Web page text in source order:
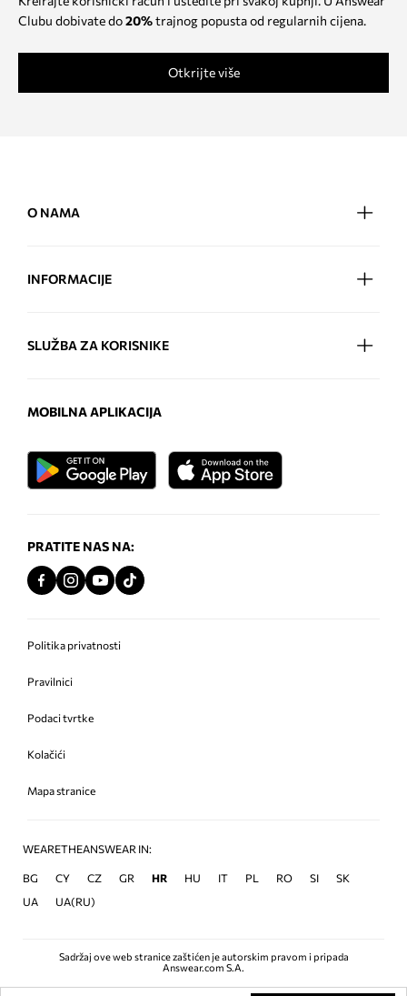
Clubu dobivate do20%trajnog popusta od regularnih cijena.
Otkrijte više
O NAMA
INFORMACIJE
SLUŽBA ZA KORISNIKE
MOBILNA APLIKACIJA
PRATITE NAS NA:
Politika privatnosti
Pravilnici
Podaci tvrtke
Kolačići
Mapa stranice
WEARETHEANSWEAR IN:
BG CY CZ GR HR HU IT PL RO SI
SK
UA
UA(RU)
Sadržaj ove web stranice zaštićen je autorskim pravom i pripada
Answear.com S.A.